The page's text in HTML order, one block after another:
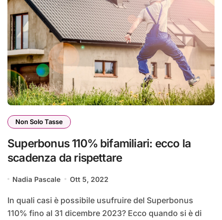
Non Solo Tasse
Superbonus 110% bifamiliari: ecco la
scadenza da rispettare
Nadia Pascale Ott 5, 2022
In quali casi è possibile usufruire del Superbonus
110% fino al 31 dicembre 2023? Ecco quando si è di